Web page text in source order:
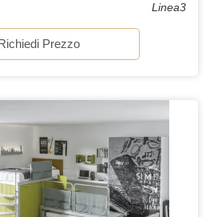
Linea3
Richiedi Prezzo